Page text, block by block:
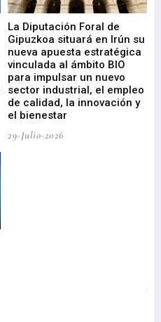
La Diputación Foral de
Gipuzkoa situará en Irún su
nueva apuesta estratégica
vinculada al ámbito BIO
para impulsar un nuevo
sector industrial, el empleo
de calidad, la innovación y
el bienestar
29-Julio-2026